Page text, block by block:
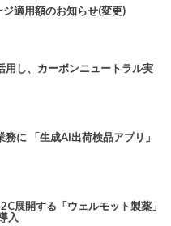
適用額のお知らせ(変更)
用し、カーボンニュートラル実
に 「生成AI出荷検品アプリ」
展開する「ウェルモット製薬」
入